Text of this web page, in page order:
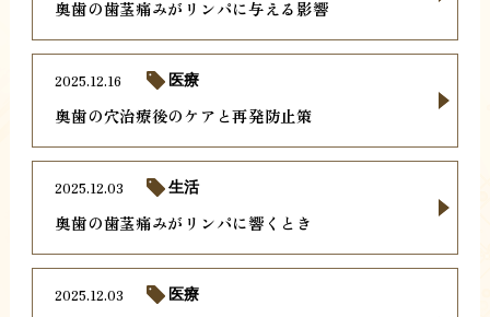
奥歯の歯茎痛みがリンパに与える影響
奥歯の穴治療後のケアと再発防止策
2025.12.16 医療
奥歯の歯茎痛みがリンパに響くとき
2025.12.03 生活
2025.12.03 医療